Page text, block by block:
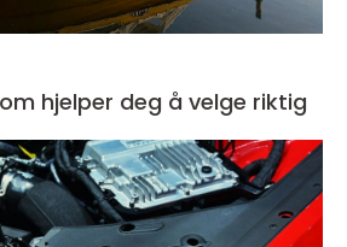
hjelper deg å velge riktig